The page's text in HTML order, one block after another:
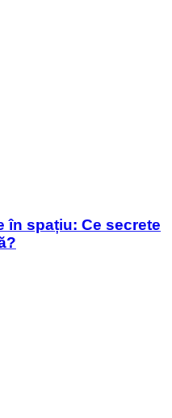
în spațiu: Ce secrete